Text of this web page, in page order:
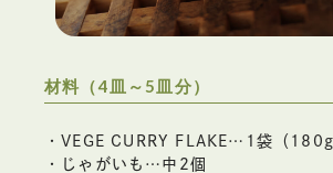
材料（4皿～5皿分）
・VEGE CURRY FLAKE…1袋（180g
・じゃがいも…中2個